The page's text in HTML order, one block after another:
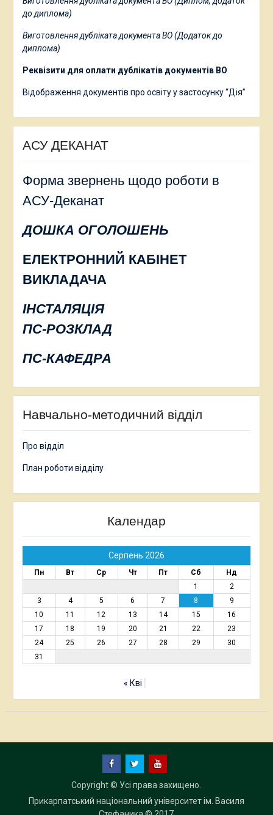
до диплома)
Виготовлення дубліката документа ВО (Додаток до
диплома)
Реквізити для оплати дублікатів документів ВО
Відображення документів про освіту у застосунку “Дія”
АСУ ДЕКАНАТ
Форма звернень щодо роботи в
АСУ-Деканат
ДОШКА ОГОЛОШЕНЬ
ЕЛЕКТРОННИЙ КАБІНЕТ
ВИКЛАДАЧА
ІНСТАЛЯЦІЯ
ПС-РОЗКЛАД
ПС-КАФЕДРА
Навчально-методичний відділ
Про відділ
План роботи відділу
Календар
Серпень 2026
Пн Вт Ср Чт Пт Сб
Нд
1
2
3
4 5 6 7 8
9
10
11 12 13 14 15
16
17
18 19 20 21 22
23
24
25 26 27 28 29
30
31
« Кві
Copyright © Усі права захищено.
Прикарпатський національний університет ім. Василя